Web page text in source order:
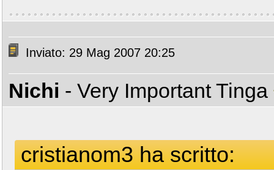
Inviato: 29 Mag 2007 20:25
Nichi - Very Important Tinga
cristianom3 ha scritto: